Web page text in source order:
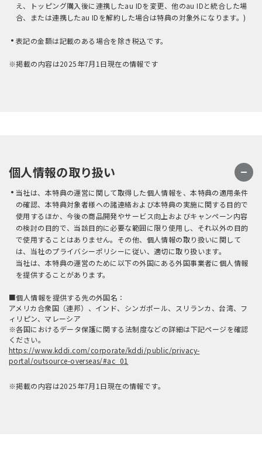
え、トッピング購入後に連携したau IDを変更、他のau IDと統合した場
合、または連携したau IDを解約した場合は特典の対象外になります。)
表記の金額は記載のある場合を除き税込です。
※掲載の内容は2025年7月1日現在の情報です
個人情報の取り扱い
当社は、本特典の運営に関して取得した個人情報を、本特典の適用条件
の確認、本特典対象者様への諸連絡および本特典の実施に関する目的で
使用するほか、今後の商品開発やサービス向上およびキャンペーン内容
の検討の目的で、当該目的に必要な範囲に限り使用し、それ以外の目的
で使用することはありません。その他、個人情報の取り扱いに関して
は、当社のプライバシーポリシーに従い、適切に取り扱います。
当社は、本特典の運営のために以下の外国にある外国事業者に個人情報
を提供することがあります。
■個人情報を提供する先の外国名：
アメリカ合衆国（連邦）、インド、シンガポール、スリランカ、台湾、フ
ィリピン、マレーシア
※各国におけるデータ保護に関する法制度などの詳細は下記ページを確認
ください。
https://www.kddi.com/corporate/kddi/public/privacy-
portal/outsource-overseas/#ac_01
※掲載の内容は2025年7月1日現在の情報です。